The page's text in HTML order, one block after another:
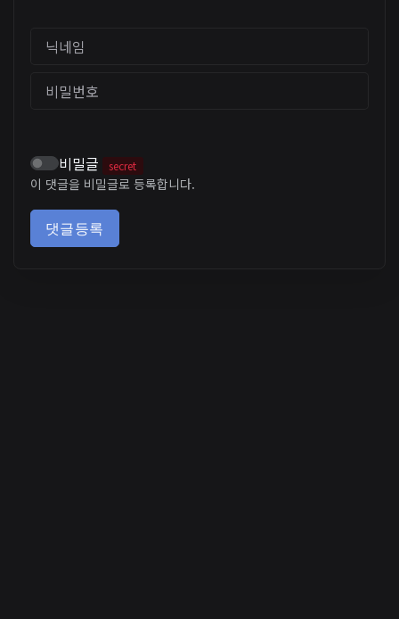
닉네임
비밀번호
비밀글 secret
이 댓글을 비밀글로 등록합니다.
댓글등록